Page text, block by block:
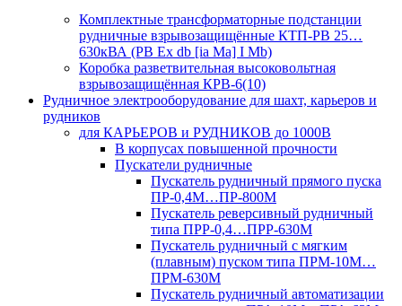
Комплектные трансформаторные подстанции
рудничные взрывозащищённые КТП-РВ 25…
630кВА (РВ Ex db [ia Ma] I Mb)
Коробка разветвительная высоковольтная
взрывозащищённая КРВ-6(10)
Рудничное электрооборудование для шахт, карьеров и
рудников
для КАРЬЕРОВ и РУДНИКОВ до 1000В
В корпусах повышенной прочности
Пускатели рудничные
Пускатель рудничный прямого пуска
ПР-0,4М…ПР-800М
Пускатель реверсивный рудничный
типа ПРР-0,4…ПРР-630М
Пускатель рудничный с мягким
(плавным) пуском типа ПРМ-10М…
ПРМ-630М
Пускатель рудничный автоматизации